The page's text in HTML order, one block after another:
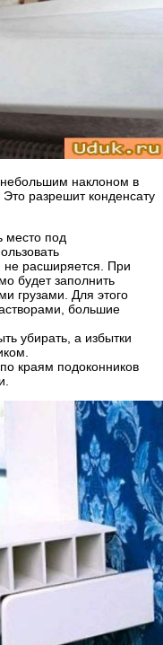
небольшим наклоном в
разрешит конденсату
место под
не расширяется. При
будет заполнить
грузами. Для этого
большие
убирать, а избытки
краям подоконников